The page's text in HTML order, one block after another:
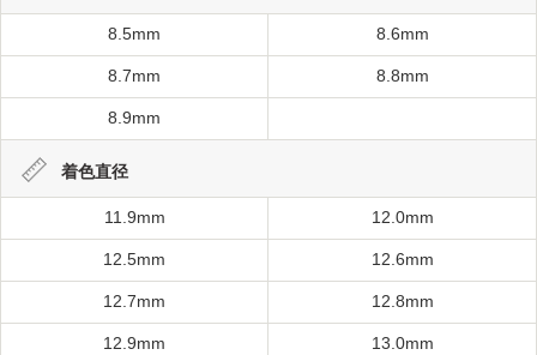
8.5mm 8.6mm
8.7mm 8.8mm
8.9mm
着色直径
11.9mm 12.0mm
12.5mm 12.6mm
12.7mm 12.8mm
12.9mm 13.0mm